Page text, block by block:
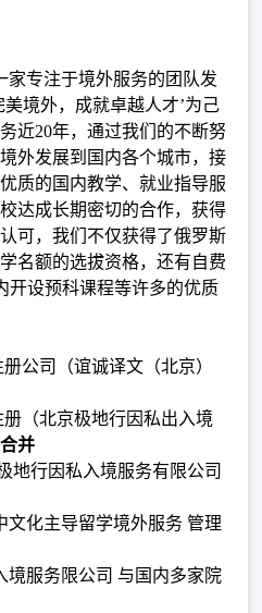
专注于境外服务的团队发
境外，成就卓越人才’为己
近20年，通过我们的不断努
外发展到国内各个城市，接
质的国内教学、就业指导服
达成长期密切的合作，获得
可，我们不仅获得了俄罗斯
名额的选拔资格，还有自费
开设预科课程等许多的优质
公司（谊诚译文（北京）
册（北京极地行因私出入境
合并
地行因私入境服务有限公司
文化主导留学境外服务 管理
境服务限公司 与国内多家院